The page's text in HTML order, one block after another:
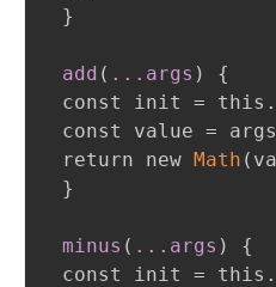
}
add ( .. .args )
{
const init =
const value =
return new Math (
}
minus ( .. .args )
{
const init =